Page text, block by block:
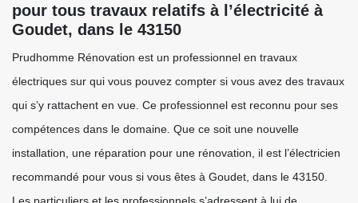
pour tous travaux relatifs à l’électricité à
Goudet, dans le 43150
Prudhomme Rénovation est un professionnel en travaux
électriques sur qui vous pouvez compter si vous avez des travaux
qui s’y rattachent en vue. Ce professionnel est reconnu pour ses
compétences dans le domaine. Que ce soit une nouvelle
installation, une réparation pour une rénovation, il est l’électricien
recommandé pour vous si vous êtes à Goudet, dans le 43150.